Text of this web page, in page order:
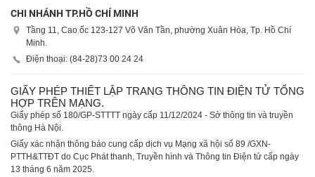
CHI NHÁNH TP.HỒ CHÍ MINH
Tầng 11, Cao ốc 123-127 Võ Văn Tần, phường Xuân Hòa, Tp. Hồ Chí
Minh.
Điện thoại: (84-28)73 00 24 24
GIẤY PHÉP THIẾT LẬP TRANG THÔNG TIN ĐIỆN TỬ TỔNG
HỢP TRÊN MẠNG.
Giấy phép số 180/GP-STTTT ngày cấp 11/12/2024 - Sở thông tin và truyền
thông Hà Nội.
Giấy xác nhận thông báo cung cấp dịch vụ Mạng xã hội số 89 /GXN-
PTTH&TTĐT do Cục Phát thanh, Truyền hình và Thông tin Điện tử cấp ngày
13 tháng 6 năm 2025.